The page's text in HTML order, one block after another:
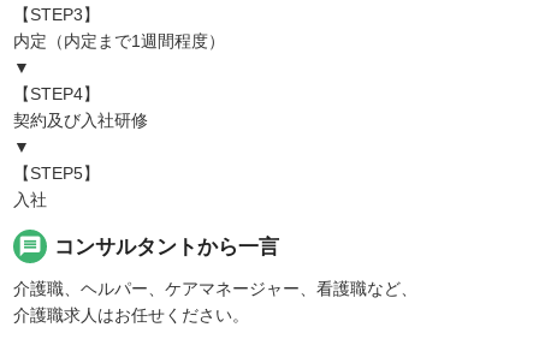
【STEP3】
内定（内定まで1週間程度）
▼
【STEP4】
契約及び入社研修
▼
【STEP5】
入社
message コンサルタントから一言
介護職、ヘルパー、ケアマネージャー、看護職など、
介護職求人はお任せください。